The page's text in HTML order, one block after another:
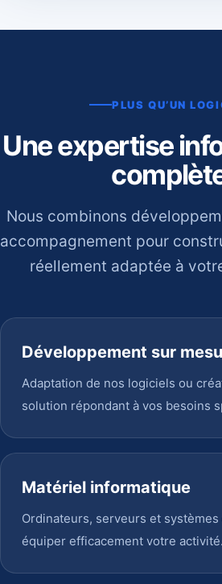
PLUS QU’UN
Une expertise
Nous combinons
accompagnement pour
réellement adaptée à
Développement sur
Adaptation de nos logiciels ou
solution répondant à vos besoins
Matériel informatique
Ordinateurs, serveurs et
équiper efficacement votre activité.